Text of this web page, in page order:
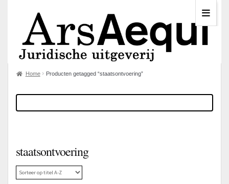
Home Producten getagged “staatsontvoering”
staatsontvoering